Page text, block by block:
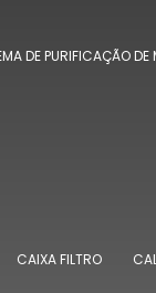
DE PURIFICAÇÃO DE
CAIXA FILTRO